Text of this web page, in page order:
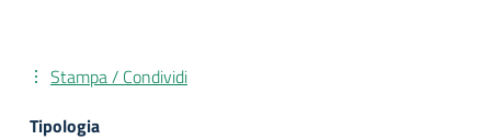
Stampa / Condividi
Tipologia